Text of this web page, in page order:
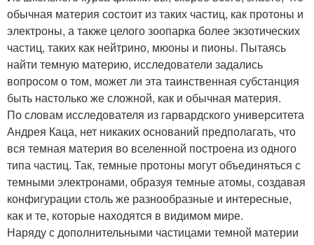
обычная материя состоит из таких частиц, как протоны и
электроны, а также целого зоопарка более экзотических
частиц, таких как нейтрино, мюоны и пионы. Пытаясь
найти темную материю, исследователи задались
вопросом о том, может ли эта таинственная субстанция
быть настолько же сложной, как и обычная материя.
По словам исследователя из гарвардского университета
Андрея Каца, нет никаких оснований предполагать, что
вся темная материя во вселенной построена из одного
типа частиц. Так, темные протоны могут объединяться с
темными электронами, образуя темные атомы, создавая
конфигурации столь же разнообразные и интересные,
как и те, которые находятся в видимом мире.
Наряду с дополнительными частицами темной материи